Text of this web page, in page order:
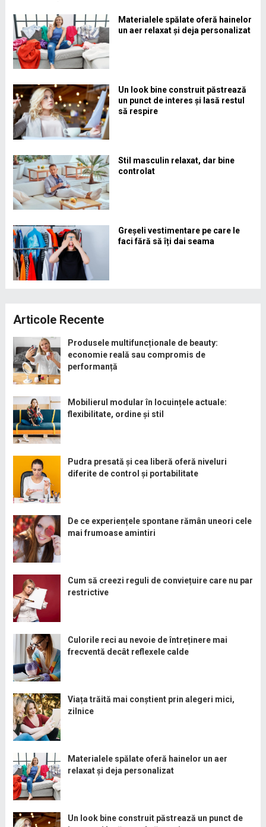
Materialele spălate oferă hainelor
un aer relaxat și deja personalizat
Un look bine construit păstrează
un punct de interes și lasă restul
să respire
Stil masculin relaxat, dar bine
controlat
Greșeli vestimentare pe care le
faci fără să îți dai seama
Articole Recente
Produsele multifuncționale de beauty:
economie reală sau compromis de
performanță
Mobilierul modular în locuințele actuale:
flexibilitate, ordine și stil
Pudra presată și cea liberă oferă niveluri
diferite de control și portabilitate
De ce experiențele spontane rămân uneori cele
mai frumoase amintiri
Cum să creezi reguli de conviețuire care nu par
restrictive
Culorile reci au nevoie de întreținere mai
frecventă decât reflexele calde
Viața trăită mai conștient prin alegeri mici,
zilnice
Materialele spălate oferă hainelor un aer
relaxat și deja personalizat
Un look bine construit păstrează un punct de